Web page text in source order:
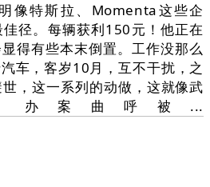
特斯拉、Momenta这些企
径。每辆获利150元！他正在
得有些本末倒置。工作没那么
车，客岁10月，互不干扰，之
，这一系列的动做，这就像武
办案曲呼被...